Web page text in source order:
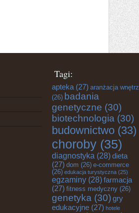
Tagi:
apteka (27) aranżacja wnętrz
(26) badania
genetyczne (30)
biotechnologia (30)
budownictwo (33)
choroby (35)
diagnostyka (28)dieta
(27) dom (26) e-commerce
(26) edukacja turystyczna (25)
egzaminy (28)farmacja
(27) fitness medyczny (26)
genetyka (30) gry
edukacyjne (27) hotele